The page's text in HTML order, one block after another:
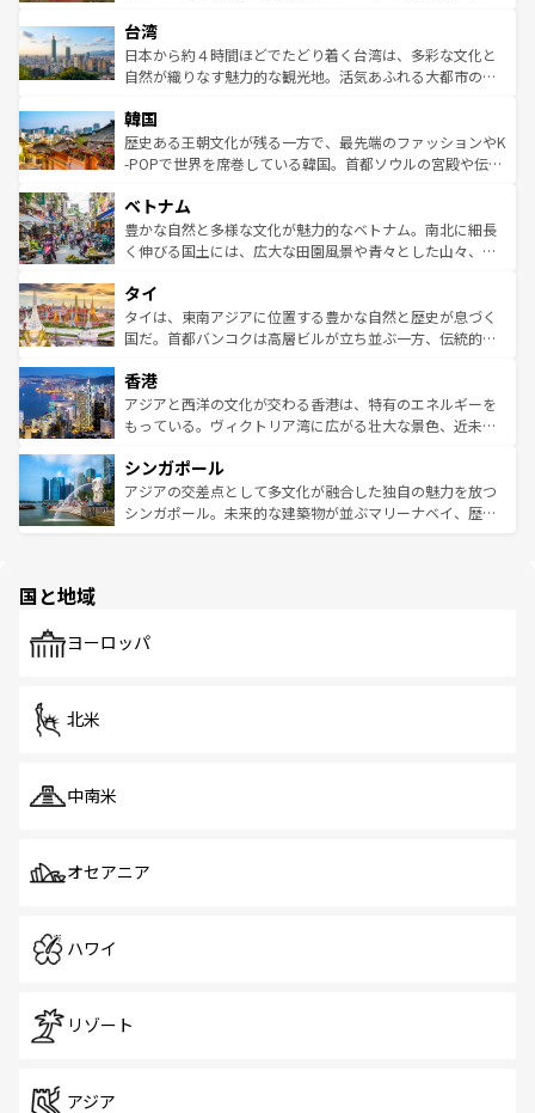
ならではの贅沢な旅のスタイルだ。 なお、新着のアメリカ
情報はコンテンツ一覧を参照してほしい。
れるおもてなしの心で訪れる人々を迎えてくれるハワイの
人々、おいしいローカルフードやハワイアンミュージッ
ク、伝統的なフラダンスなど、すべてがハワイの魅力を彩
ワイを、存分に味わってほしい。 なお、新着のハワイ情報
はコンテンツ一覧を参照してほしい。
リアリーフや大陸中央部にそびえるウルル（エアーズロッ
ク）、タスマニアの美しい原生林やケアンズの熱帯雨林な
ど、見どころがたくさん。また、カフェやワイン、オージ
いる。アクティビティも充実しており、サーフィンやダイ
ビング、ハイキングなど、アウトドア好きにはたまらな
い。オーストラリアの多彩な魅力を存分に味わいつくそ
参照してほしい。
台湾
日本から約４時間ほどでたどり着く台湾は、多彩な文化と
自然が織りなす魅力的な観光地。活気あふれる大都市の台
ン）、静ひつな山岳地帯である台湾東部など、都市の喧騒
と山間の静けさが共存しており、訪れる人に新しい発見と
驚きをもたらしてくれる。また、奥深い台湾の食文化も魅
容にもいいと評判のスイーツなど、バラエティ豊かな料理
が味わえる。 なお、新着の台湾情報は コンテンツ一覧を参
照してほしい。
韓国
歴史ある王朝文化が残る一方で、最先端のファッションやK
-POPで世界を席巻している韓国。首都ソウルの宮殿や伝統
き、地方に足を延ばせば四季折々の自然美を楽しむことが
できる。そして、キムチや焼肉、絶品のストリートフード
まで、さまざまな韓国料理が待っている。夜には、韓国な
リティに包まれながら、韓国の多彩な魅力を心ゆくまで味
わってみてほしい。 なお、新着の韓国情報はコンテンツ一
覧を参照してほしい。
ベトナム
豊かな自然と多様な文化が魅力的なベトナム。南北に細長
く伸びる国土には、広大な田園風景や青々とした山々、世
急速な発展と共に伝統が息づく。ハノイの古い町並みやホ
ーチミン市のフランス統治時代の建物も、独特の雰囲気を
醸し出している。また、バラエティの豊かさとおいしさで
とつ。フォーやバインミー、ベトナムコーヒーなどは、ぜ
ひ現地で味わいたい。どの地域を訪れてもあたたかい人々
が旅行者を迎えてくれるので、きっと忘れられない旅にな
参照してほしい。
タイ
タイは、東南アジアに位置する豊かな自然と歴史が息づく
国だ。首都バンコクは高層ビルが立ち並ぶ一方、伝統的な
の活気が交差している。北部ではチェンマイなどの山岳地
帯で自然と触れ合い、南部ではプーケットやクラビの美し
いビーチでリゾート気分を楽しむことができる。タイ料理
激する。気候は一年中温暖で、どの季節にも異なる楽しみ
が待っている。親しみやすいタイの人々、仏教を中心とし
た文化、そして多様な観光資源が、訪れる旅人を魅了し続
香港
アジアと西洋の文化が交わる香港は、特有のエネルギーを
もっている。ヴィクトリア湾に広がる壮大な景色、近未来
み、どこを訪れても感動するはず。観光スポットが密集し
ており、効率よく見どころを回れるのも魅力。息をのむよ
うな絶景から文化的な体験まで、香港を存分に楽しみ尽く
シンガポール
アジアの交差点として多文化が融合した独自の魅力を放つ
シンガポール。未来的な建築物が並ぶマリーナベイ、歴史
で、ホーカーズは地元の風情を楽しめる外せないスポット
国と地域
ヨーロッパ
北米
中南米
オセアニア
ハワイ
リゾート
アジア